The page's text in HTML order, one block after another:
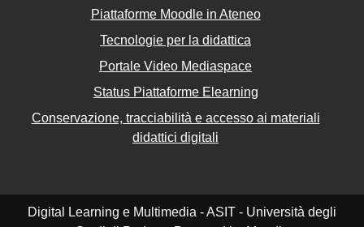
Piattaforme Moodle in Ateneo
Tecnologie per la didattica
Portale Video Mediaspace
Status Piattaforme Elearning
Conservazione, tracciabilità e accesso ai materiali
didattici digitali
Digital Learning e Multimedia - ASIT - Università degli